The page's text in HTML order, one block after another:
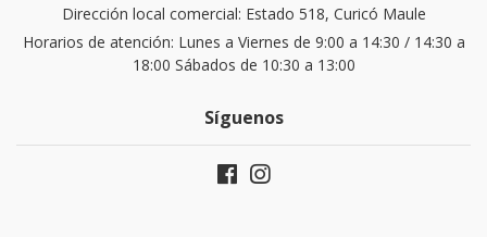
Dirección local comercial: Estado 518, Curicó Maule
Horarios de atención: Lunes a Viernes de 9:00 a 14:30 / 14:30 a
18:00 Sábados de 10:30 a 13:00
Síguenos